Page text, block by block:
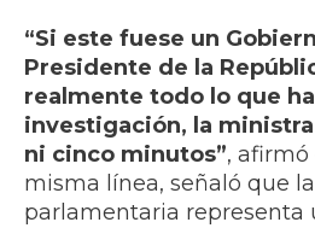
“Si este fuese un
Presidente de la
realmente todo lo que
investigación, la
ni cinco minutos”, afirmó
misma línea, señaló que
parlamentaria representa